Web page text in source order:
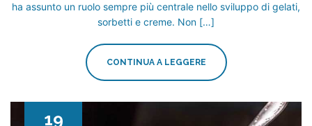
ha assunto un ruolo sempre più centrale nello sviluppo di gelati,
sorbetti e creme. Non […]
CONTINUA A LEGGERE
19